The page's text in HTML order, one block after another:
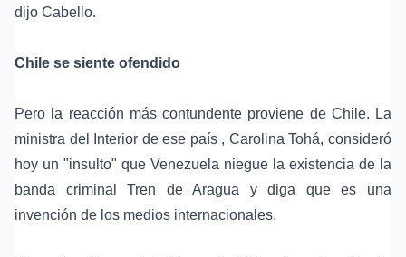
dijo Cabello.
Chile se siente ofendido
Pero la reacción más contundente proviene de Chile. La
ministra del Interior de ese país , Carolina Tohá, consideró
hoy un "insulto" que Venezuela niegue la existencia de la
banda criminal Tren de Aragua y diga que es una
invención de los medios internacionales.